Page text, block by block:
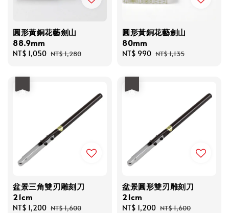
圓形黃銅花藝劍山
88.9mm
Sale
NT$ 1,050 Regular
NT$ 1,280
圓形黃銅花藝劍山
80mm
Sale
NT$ 990 Regular
NT$ 1,135
盆景三角雙刃雕刻刀
21cm
Sale
NT$ 1,200 Regular
NT$ 1,600
盆景圓形雙刃雕刻刀
21cm
Sale
NT$ 1,200 Regular
NT$ 1,600